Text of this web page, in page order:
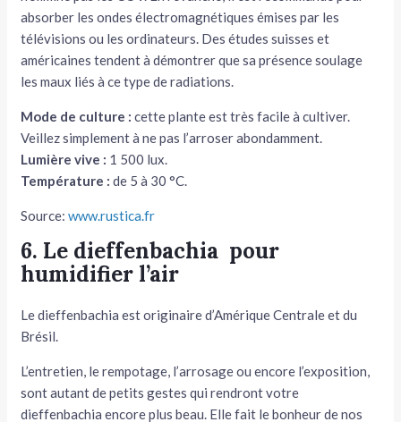
absorber les ondes électro­magnétiques émises par les
télévisions ou les ordinateurs. Des études suisses et
américaines tendent à démontrer que sa présence soulage
les maux liés à ce type de radiations.
Mode de culture : cette plante est très facile à cultiver.
Veillez simplement à ne pas l’arroser abondamment.
Lumière vive : 1 500 lux.
Température :de 5 à 30 °C.
Source:www.rustica.fr
6. Le dieffenbachia pour
humidifier l’air
Le dieffenbachia est originaire d’Amérique Centrale et du
Brésil.
L’entretien, le rempotage, l’arrosage ou encore l’exposition,
sont autant de petits gestes qui rendront votre
dieffenbachia encore plus beau. Elle fait le bonheur de nos